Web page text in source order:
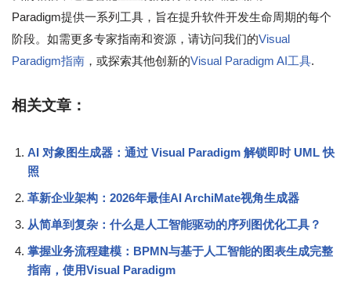
Paradigm提供一系列工具，旨在提升软件开发生命周期的每个
阶段。如需更多专家指南和资源，请访问我们的Visual
Paradigm指南 ，或探索其他创新的Visual Paradigm AI工具.
相关文章：
AI 对象图生成器：通过 Visual Paradigm 解锁即时 UML 快
照
革新企业架构：2026年最佳AI ArchiMate视角生成器
从简单到复杂：什么是人工智能驱动的序列图优化工具？
掌握业务流程建模：BPMN与基于人工智能的图表生成完整
指南，使用Visual Paradigm